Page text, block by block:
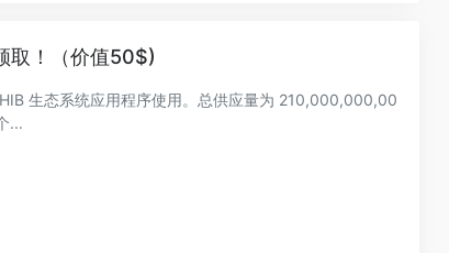
取！（价值50$)
生态系统应用程序使用。总供应量为 210,000,000,00
...